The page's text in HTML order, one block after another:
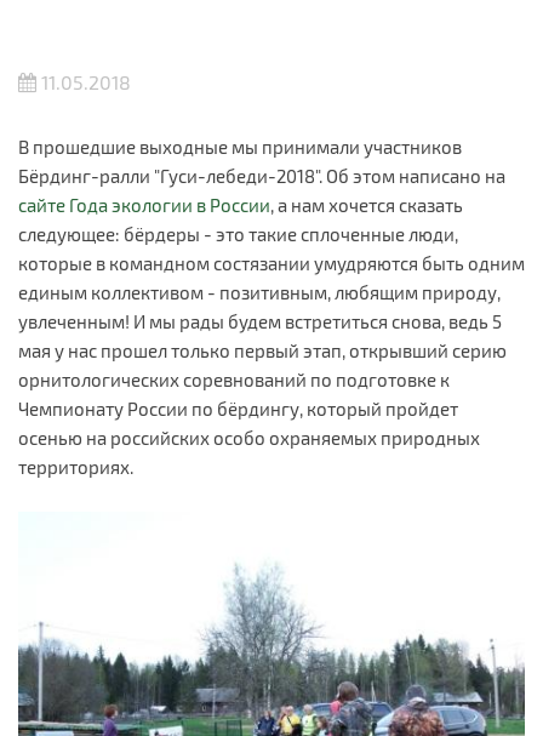
11.05.2018
В прошедшие выходные мы принимали участников
Бёрдинг-ралли "Гуси-лебеди-2018". Об этом написано на
сайте Года экологии в России, а нам хочется сказать
следующее: бёрдеры - это такие сплоченные люди,
которые в командном состязании умудряются быть одним
единым коллективом - позитивным, любящим природу,
увлеченным! И мы рады будем встретиться снова, ведь 5
мая у нас прошел только первый этап, открывший серию
орнитологических соревнований по подготовке к
Чемпионату России по бёрдингу, который пройдет
осенью на российских особо охраняемых природных
территориях.